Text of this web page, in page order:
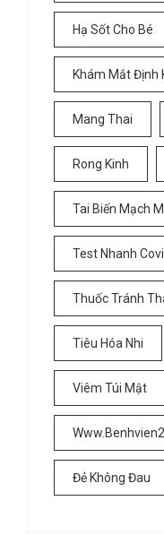
Hạ Sốt Cho Bé
Khám Mắt Định
Mang Thai
Rong Kinh
Tai Biến Mạch
Test Nhanh
Thuốc Tránh
Tiêu Hóa Nhi
Viêm Túi Mật
Đẻ Không Đau